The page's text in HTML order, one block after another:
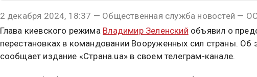
2 декабря 2024, 18:37 — Общественная служба новостей —
Глава киевского режима Владимир Зеленский объявил о
перестановках в командовании Вооруженных сил страны. Об
сообщает издание «Страна.ua» в своем телеграм-канале.